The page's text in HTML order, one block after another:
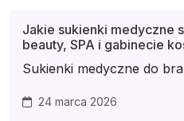
Jakie sukienki medyczne
beauty, SPA i gabinecie
Sukienki medyczne do
24 marca 2026